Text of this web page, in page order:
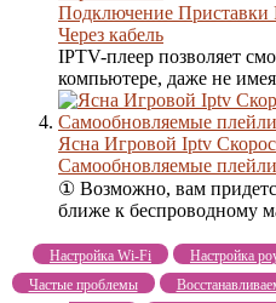
Подключение Приставки
Через кабель
IPTV-плеер позволяет
компьютере, даже не имея
Ясна Игровой Iptv
Самообновляемые
① Возможно, вам
ближе к беспроводному
Настройка Wi-Fi Настройка
Частые проблемы